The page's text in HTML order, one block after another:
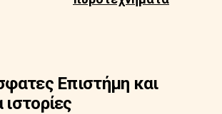
Επιστήμη και